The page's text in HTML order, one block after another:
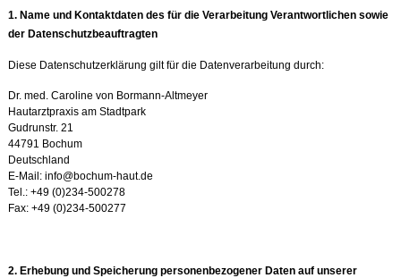
1. Name und Kontaktdaten des für die Verarbeitung Verantwortlichen sowie
der Datenschutzbeauftragten
Diese Datenschutzerklärung gilt für die Datenverarbeitung durch:
Dr. med. Caroline von Bormann-Altmeyer
Hautarztpraxis am Stadtpark
Gudrunstr. 21
44791 Bochum
Deutschland
E-Mail: info@bochum-haut.de
Tel.: +49 (0)234-500278
Fax: +49 (0)234-500277
2. Erhebung und Speicherung personenbezogener Daten auf unserer